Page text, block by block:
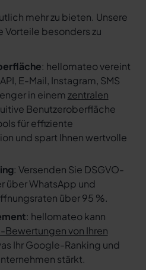
mehr zu bieten. Unsere
Vorteile besonders zu
: hellomateo vereint
E-Mail, Instagram, SMS
in einem zentralen
Benutzeroberfläche
für effiziente
und spart Ihnen wertvolle
: Versenden Sie DSGVO-
über WhatsApp und
über 95 %.
: hellomateo kann
von Ihren
Ihr Google-Ranking und
stärkt.